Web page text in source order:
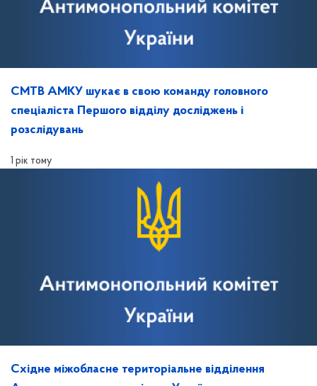
СМТВ АМКУ шукає в свою команду головного
спеціаліста Першого відділу досліджень і
розслідувань
1 рік тому
Східне міжобласне територіальне відділення